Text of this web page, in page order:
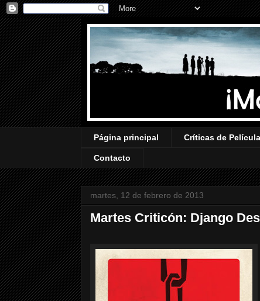
Página principal Críticas de
Contacto
martes, 12 de febrero de 2013
Martes Criticón: Django